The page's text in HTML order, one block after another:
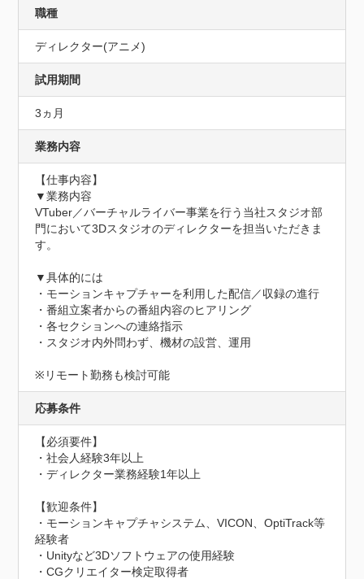
職種
ディレクター(アニメ)
試用期間
3ヵ月
業務内容
【仕事内容】
▼業務内容
VTuber／バーチャルライバー事業を行う当社スタジオ部
門において3Dスタジオのディレクターを担当いただきま
す。
▼具体的には
・モーションキャプチャーを利用した配信／収録の進行
・番組立案者からの番組内容のヒアリング
・各セクションへの連絡指示
・スタジオ内外問わず、機材の設営、運用
※リモート勤務も検討可能
応募条件
【必須要件】
・社会人経験3年以上
・ディレクター業務経験1年以上
【歓迎条件】
・モーションキャプチャシステム、VICON、OptiTrack等
経験者
・Unityなど3Dソフトウェアの使用経験
・CGクリエイター検定取得者